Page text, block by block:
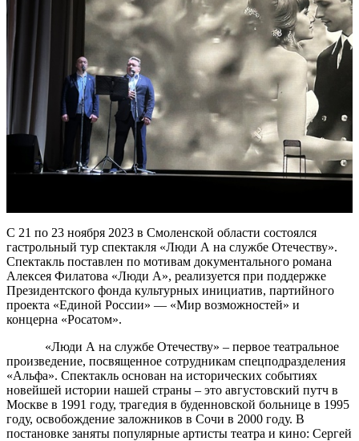
С 21 по 23 ноября 2023 в Смоленской области состоялся
гастрольный тур спектакля «Люди А на службе Отечеству».
Спектакль поставлен по мотивам документального романа
Алексея Филатова «Люди А», реализуется при поддержке
Президентского фонда культурных инициатив, партийного
проекта «Единой России» — «Мир возможностей» и
концерна «Росатом».
«Люди А на службе Отечеству» – первое театральное
произведение, посвященное сотрудникам спецподразделения
«Альфа». Спектакль основан на исторических событиях
новейшей истории нашей страны – это августовский путч в
Москве в 1991 году, трагедия в буденновской больнице в 1995
году, освобождение заложников в Сочи в 2000 году. В
постановке заняты популярные артисты театра и кино: Сергей